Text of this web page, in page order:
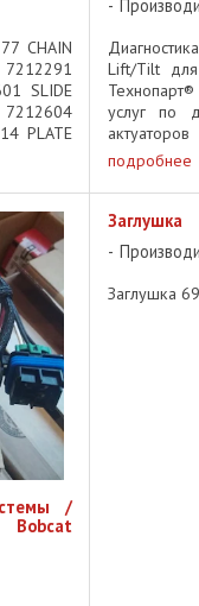
CHAIN
SLIDE
PLATE
9
Lift/Tilt для
услуг по
мини-
подробнее
/
Заглушка
Заглушка